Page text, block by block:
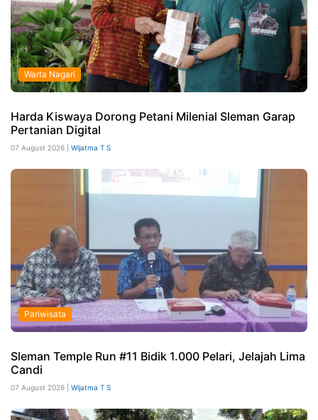
Warta Nagari
Harda Kiswaya Dorong Petani Milenial Sleman Garap
Pertanian Digital
07 August 2026 | Wijatma T S
Pariwisata
Sleman Temple Run #11 Bidik 1.000 Pelari, Jelajah Lima
Candi
07 August 2026 | Wijatma T S